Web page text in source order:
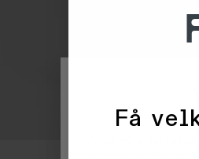
Vi og våre
Få